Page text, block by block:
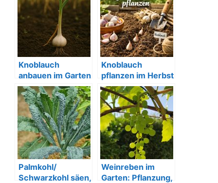
Knoblauch
anbauen im Garten
– natürlich, einfach
und ertragreich
Knoblauch
pflanzen im Herbst
– jetzt ist die beste
Zeit
Palmkohl/
Schwarzkohl säen,
Weinreben im
Garten: Pflanzung,